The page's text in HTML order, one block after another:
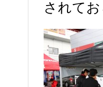
されて